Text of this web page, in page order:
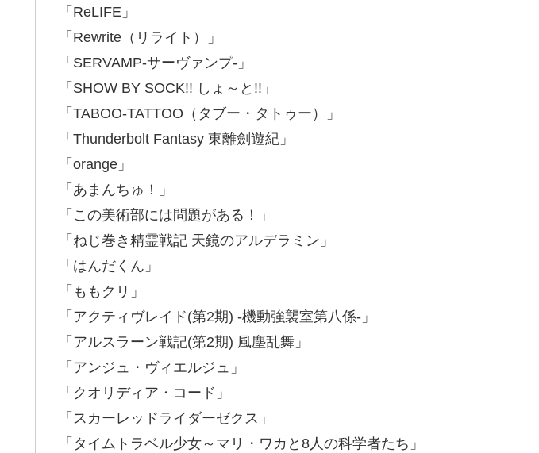
「ReLIFE」
「Rewrite（リライト）」
「SERVAMP-サーヴァンプ-」
「SHOW BY SOCK!! しょ～と!!」
「TABOO-TATTOO（タブー・タトゥー）」
「Thunderbolt Fantasy 東離劍遊紀」
「orange」
「あまんちゅ！」
「この美術部には問題がある！」
「ねじ巻き精霊戦記 天鏡のアルデラミン」
「はんだくん」
「ももクリ」
「アクティヴレイド(第2期) -機動強襲室第八係-」
「アルスラーン戦記(第2期) 風塵乱舞」
「アンジュ・ヴィエルジュ」
「クオリディア・コード」
「スカーレッドライダーゼクス」
「タイムトラベル少女～マリ・ワカと8人の科学者たち」